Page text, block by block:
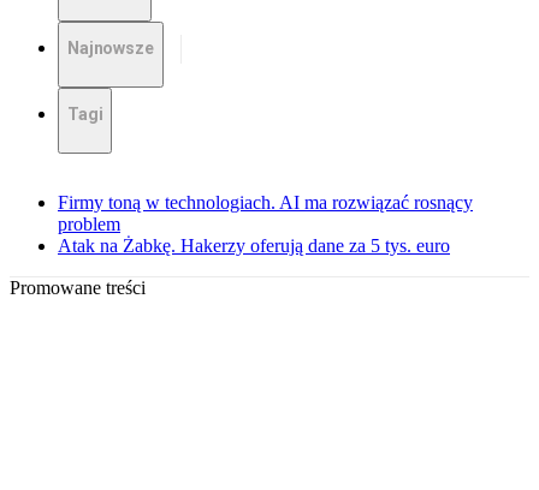
Najnowsze
Tagi
Firmy toną w technologiach. AI ma rozwiązać rosnący
problem
Atak na Żabkę. Hakerzy oferują dane za 5 tys. euro
Promowane treści